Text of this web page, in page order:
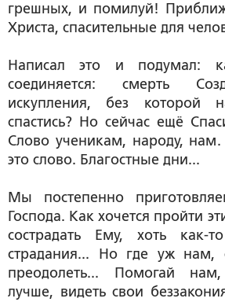
грешных, и помилуй!
Христа, спасительные для
Написал это и подумал:
соединяется: смерть
искупления, без которой
спастись? Но сейчас ещё
Слово ученикам, народу,
это слово. Благостные дни...
Мы постепенно
Господа. Как хочется пройти
сострадать Ему, хоть как-
страдания... Но где уж нам,
преодолеть... Помогай
лучше, видеть свои